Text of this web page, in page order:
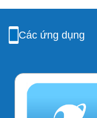
Các ứng dụng